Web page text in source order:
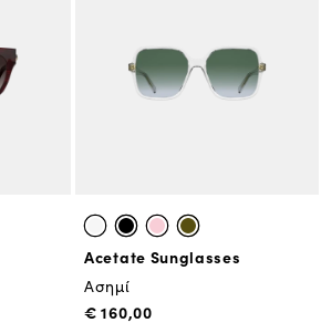
Acetate Sunglasses
Ασημί
€ 160,00